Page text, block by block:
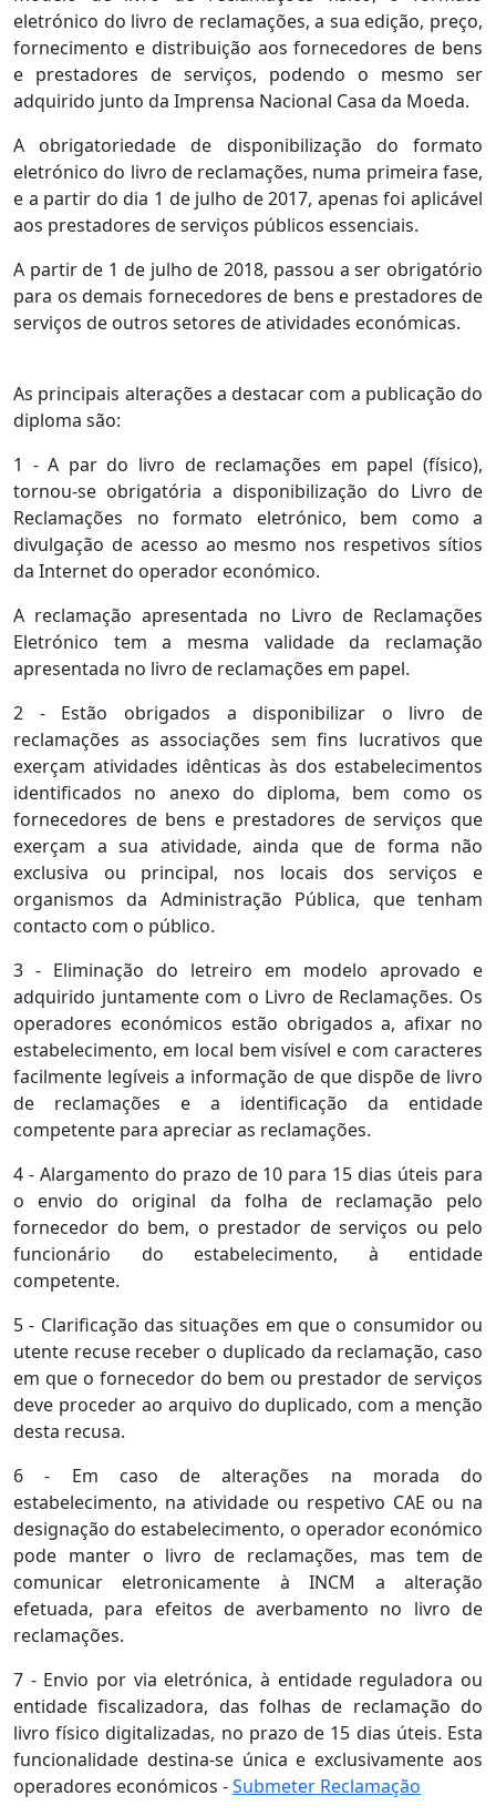
eletrónico do livro de reclamações, a sua edição, preço,
fornecimento e distribuição aos fornecedores de bens
e prestadores de serviços, podendo o mesmo ser
adquirido junto da Imprensa Nacional Casa da Moeda.
A obrigatoriedade de disponibilização do formato
eletrónico do livro de reclamações, numa primeira fase,
e a partir do dia 1 de julho de 2017, apenas foi aplicável
aos prestadores de serviços públicos essenciais.
A partir de 1 de julho de 2018, passou a ser obrigatório
para os demais fornecedores de bens e prestadores de
serviços de outros setores de atividades económicas.
As principais alterações a destacar com a publicação do
diploma são:
1 - A par do livro de reclamações em papel (físico),
tornou-se obrigatória a disponibilização do Livro de
Reclamações no formato eletrónico, bem como a
divulgação de acesso ao mesmo nos respetivos sítios
da Internet do operador económico.
A reclamação apresentada no Livro de Reclamações
Eletrónico tem a mesma validade da reclamação
apresentada no livro de reclamações em papel.
2 - Estão obrigados a disponibilizar o livro de
reclamações as associações sem fins lucrativos que
exerçam atividades idênticas às dos estabelecimentos
identificados no anexo do diploma, bem como os
fornecedores de bens e prestadores de serviços que
exerçam a sua atividade, ainda que de forma não
exclusiva ou principal, nos locais dos serviços e
organismos da Administração Pública, que tenham
contacto com o público.
3 - Eliminação do letreiro em modelo aprovado e
adquirido juntamente com o Livro de Reclamações. Os
operadores económicos estão obrigados a, afixar no
estabelecimento, em local bem visível e com caracteres
facilmente legíveis a informação de que dispõe de livro
de reclamações e a identificação da entidade
competente para apreciar as reclamações.
4 - Alargamento do prazo de 10 para 15 dias úteis para
o envio do original da folha de reclamação pelo
fornecedor do bem, o prestador de serviços ou pelo
funcionário do estabelecimento, à entidade
competente.
5 - Clarificação das situações em que o consumidor ou
utente recuse receber o duplicado da reclamação, caso
em que o fornecedor do bem ou prestador de serviços
deve proceder ao arquivo do duplicado, com a menção
desta recusa.
6 - Em caso de alterações na morada do
estabelecimento, na atividade ou respetivo CAE ou na
designação do estabelecimento, o operador económico
pode manter o livro de reclamações, mas tem de
comunicar eletronicamente à INCM a alteração
efetuada, para efeitos de averbamento no livro de
reclamações.
7 - Envio por via eletrónica, à entidade reguladora ou
entidade fiscalizadora, das folhas de reclamação do
livro físico digitalizadas, no prazo de 15 dias úteis. Esta
funcionalidade destina-se única e exclusivamente aos
operadores económicos -Submeter Reclamação